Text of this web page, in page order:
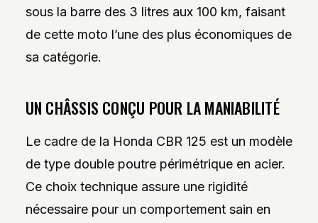
sous la barre des 3 litres aux 100 km, faisant
de cette moto l’une des plus économiques de
sa catégorie.
UN CHÂSSIS CONÇU POUR LA MANIABILITÉ
Le cadre de la Honda CBR 125 est un modèle
de type double poutre périmétrique en acier.
Ce choix technique assure une rigidité
nécessaire pour un comportement sain en